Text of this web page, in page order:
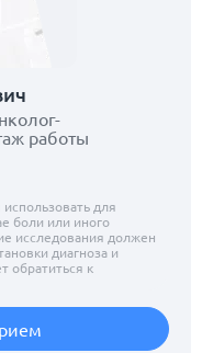
работы
для
боли или иного
исследования должен
диагноза и
обратиться к